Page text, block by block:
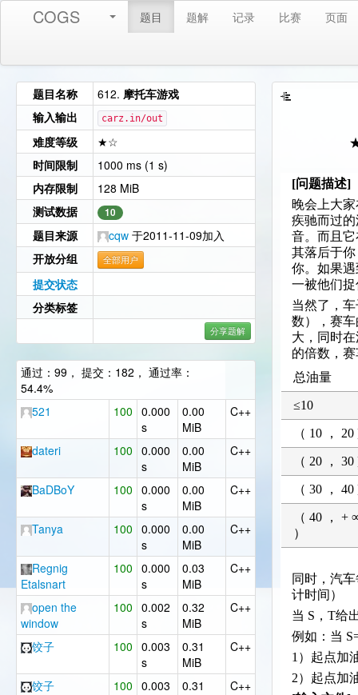
COGS 题目 题解 记录 比赛 页面
题目名称 612. 摩托车游戏
输入输出
carz.in/out
难度等级
★☆
时间限制
1000 ms (1 s)
内存限制
128 MiB
测试数据
10
题目来源 cqw 于2011-11-09加入
开放分组
全部用户
提交状态
分类标签
分享题解
通过：99， 提交：182， 通过率：
54.4%
521
100 0.000
s
0.00
MiB
C++
dateri 100 0.000
s
0.00
MiB
C++
BaDBoY 100 0.000
s
0.00
MiB
C++
Tanya 100 0.000
s
0.00
MiB
C++
Regnig
Etalsnart
100 0.000
s
0.03
MiB
C++
open the
window
100 0.002
s
0.32
MiB
C++
饺子 100 0.003
s
0.31
MiB
C++
饺子 100 0.003
0.31
C++
[问题描述]
晚会上大
疾驰而过
音。而且
其落后于
你。如果
一被他们
当然了，
数），赛
大，同时
的倍数，
总油量
≤10
（ 10 ， 20
（ 20 ， 30
（ 30 ， 40
（ 40 ， +
）
同时，汽
计时间）
当 S，T给
例如：当
1）起点加
2）起点加